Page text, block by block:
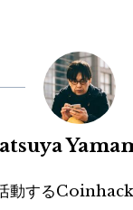
動するCoinhack